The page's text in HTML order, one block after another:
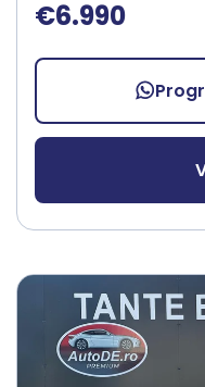
€6.990